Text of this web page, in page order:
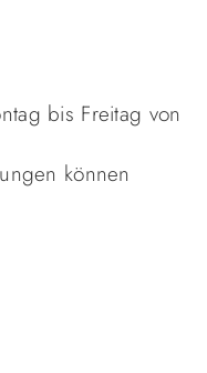
bis Freitag von
können